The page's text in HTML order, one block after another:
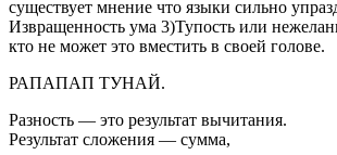
существует мнение что языки сильно
Извращенность ума 3)Тупость или
кто не может это вместить в своей голове.
РАПАПАП ТУНАЙ.
Разность — это результат вычитания.
Результат сложения — сумма,